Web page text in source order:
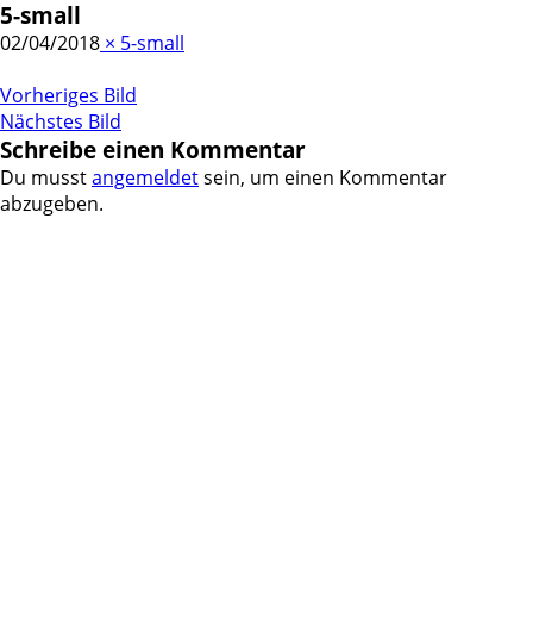
5-small
02/04/2018 × 5-small
Vorheriges Bild
Nächstes Bild
Schreibe einen Kommentar
Du musstangemeldetsein, um einen Kommentar
abzugeben.